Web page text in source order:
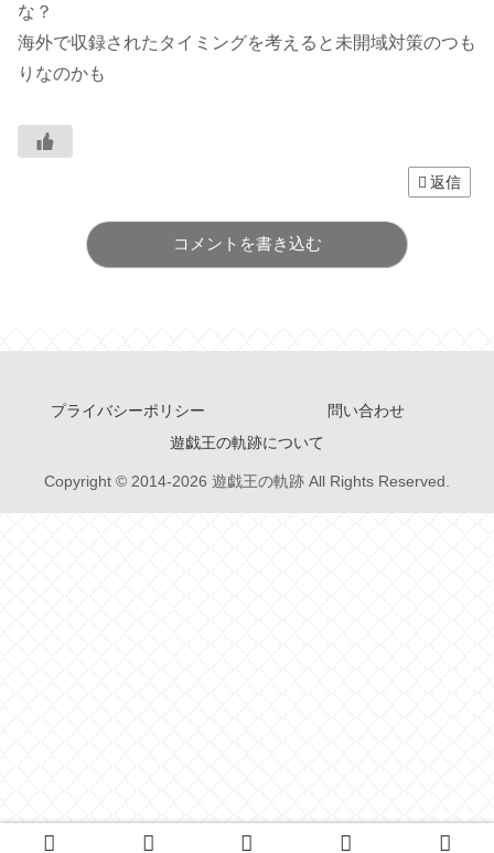
な？
海外で収録されたタイミングを考えると未開域対策のつも
りなのかも
返信
コメントを書き込む
プライバシーポリシー
問い合わせ
遊戯王の軌跡について
Copyright © 2014-2026 遊戯王の軌跡 All Rights Reserved.